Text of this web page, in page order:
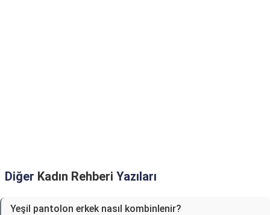
Diğer Kadın Rehberi Yazıları
Yeşil pantolon erkek nasıl kombinlenir?